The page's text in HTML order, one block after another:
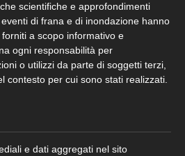
scientifiche e approfondimenti
di frana e di inondazione hanno
a scopo informativo e
ogni responsabilità per
o utilizzi da parte di soggetti terzi,
contesto per cui sono stati realizzati.
e dati aggregati nel sito